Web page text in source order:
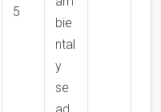
5
bie
ntal
y
se
ad